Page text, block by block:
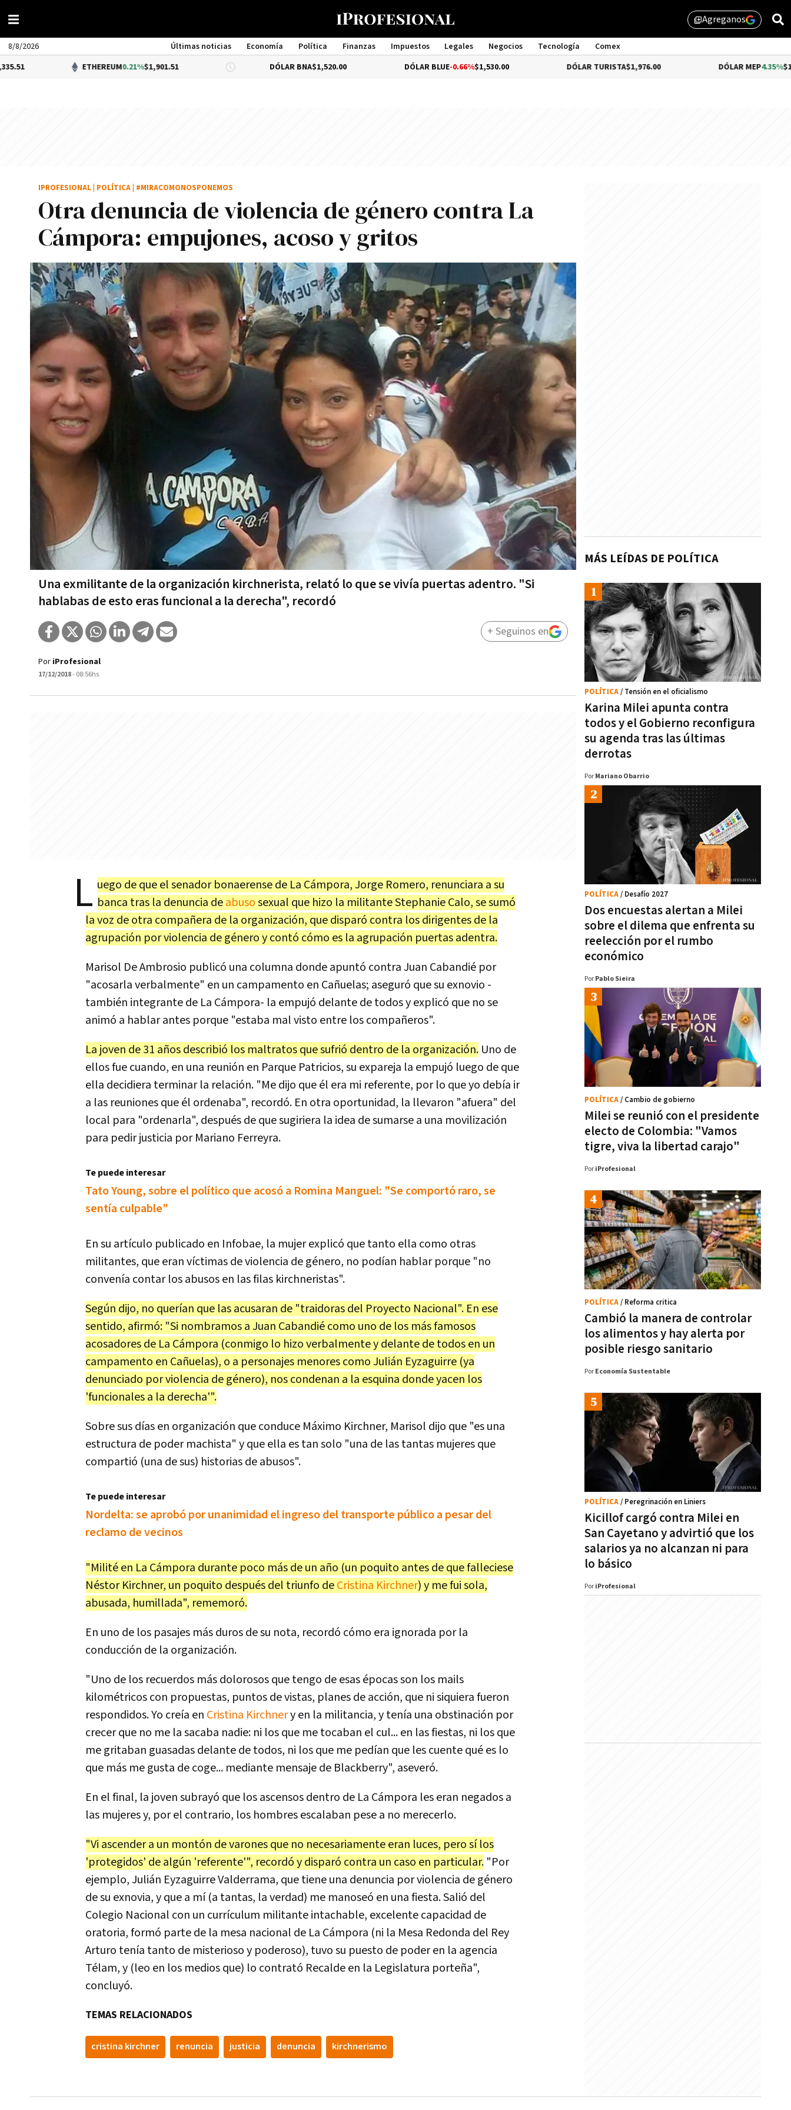
library_addAgreganos
8/8/2026 Últimas noticias Economía Política Finanzas Impuestos Legales Negocios Tecnología
Comex
Management
ETHEREUM 0.21%$1,901.51 DÓLAR BNA $1,520.00 DÓLAR BLUE-0.66% $1,530.00 DÓLAR TURISTA$1,976.00 4.35%$1,579.46
Otra denuncia de violencia de género contra La
Cámpora: empujones, acoso y gritos
Una exmilitante de la organización kirchnerista, relató lo que se vivía puertas adentro. "Si
hablabas de esto eras funcional a la derecha", recordó
IPROFESIONAL POLÍTICA #MIRACOMONOSPONEMOS
Por iProfesional
17/12/2018- 08:56hs
+ Seguinos en
L uego de que el senador bonaerense de La Cámpora, Jorge Romero, renunciara a su
banca tras la denuncia deabusosexual que hizo la militante Stephanie Calo, se sumó
la voz de otra compañera de la organización, que disparó contra los dirigentes de la
agrupación por violencia de género y contó cómo es la agrupación puertas adentra.
Marisol De Ambrosio publicó una columna donde apuntó contra Juan Cabandié por
"acosarla verbalmente" en un campamento en Cañuelas; aseguró que su exnovio -
también integrante de La Cámpora- la empujó delante de todos y explicó que no se
animó a hablar antes porque "estaba mal visto entre los compañeros".
La joven de 31 años describió los maltratos que sufrió dentro de la organización. Uno de
ellos fue cuando, en una reunión en Parque Patricios, su expareja la empujó luego de que
ella decidiera terminar la relación. "Me dijo que él era mi referente, por lo que yo debía ir
a las reuniones que él ordenaba", recordó. En otra oportunidad, la llevaron "afuera" del
local para "ordenarla", después de que sugiriera la idea de sumarse a una movilización
para pedir justicia por Mariano Ferreyra.
Te puede interesar
Tato Young, sobre el político que acosó a Romina Manguel: "Se comportó raro, se
sentía culpable"
En su artículo publicado en Infobae, la mujer explicó que tanto ella como otras
militantes, que eran víctimas de violencia de género, no podían hablar porque "no
convenía contar los abusos en las filas kirchneristas".
Según dijo, no querían que las acusaran de "traidoras del Proyecto Nacional". En ese
sentido, afirmó: "Si nombramos a Juan Cabandié como uno de los más famosos
acosadores de La Cámpora (conmigo lo hizo verbalmente y delante de todos en un
campamento en Cañuelas), o a personajes menores como Julián Eyzaguirre (ya
denunciado por violencia de género), nos condenan a la esquina donde yacen los
'funcionales a la derecha'".
Sobre sus días en organización que conduce Máximo Kirchner, Marisol dijo que "es una
estructura de poder machista" y que ella es tan solo "una de las tantas mujeres que
compartió (una de sus) historias de abusos".
Te puede interesar
Nordelta: se aprobó por unanimidad el ingreso del transporte público a pesar del
reclamo de vecinos
"Milité en La Cámpora durante poco más de un año (un poquito antes de que falleciese
Néstor Kirchner, un poquito después del triunfo deCristina Kirchner) y me fui sola,
abusada, humillada", rememoró.
En uno de los pasajes más duros de su nota, recordó cómo era ignorada por la
conducción de la organización.
"Uno de los recuerdos más dolorosos que tengo de esas épocas son los mails
kilométricos con propuestas, puntos de vistas, planes de acción, que ni siquiera fueron
respondidos. Yo creía en Cristina Kirchnery en la militancia, y tenía una obstinación por
crecer que no me la sacaba nadie: ni los que me tocaban el cul... en las fiestas, ni los que
me gritaban guasadas delante de todos, ni los que me pedían que les cuente qué es lo
que más me gusta de coge... mediante mensaje de Blackberry", aseveró.
En el final, la joven subrayó que los ascensos dentro de La Cámpora les eran negados a
las mujeres y, por el contrario, los hombres escalaban pese a no merecerlo.
"Vi ascender a un montón de varones que no necesariamente eran luces, pero sí los
'protegidos' de algún 'referente'", recordó y disparó contra un caso en particular. "Por
ejemplo, Julián Eyzaguirre Valderrama, que tiene una denuncia por violencia de género
de su exnovia, y que a mí (a tantas, la verdad) me manoseó en una fiesta. Salió del
Colegio Nacional con un currículum militante intachable, excelente capacidad de
oratoria, formó parte de la mesa nacional de La Cámpora (ni la Mesa Redonda del Rey
Arturo tenía tanto de misterioso y poderoso), tuvo su puesto de poder en la agencia
Télam, y (leo en los medios que) lo contrató Recalde en la Legislatura porteña",
concluyó.
TEMAS RELACIONADOS
cristina kirchner renuncia justicia denuncia kirchnerismo
MÁS LEÍDAS DE POLÍTICA
Karina Milei apunta contra
todos y el Gobierno reconfigura
su agenda tras las últimas
derrotas
POLÍTICA/ Tensión en el oficialismo
Por Mariano Obarrio
Dos encuestas alertan a Milei
sobre el dilema que enfrenta su
reelección por el rumbo
económico
POLÍTICA/ Desafío 2027
Por Pablo Sieira
Milei se reunió con el presidente
electo de Colombia: "Vamos
tigre, viva la libertad carajo"
POLÍTICA/ Cambio de gobierno
Por iProfesional
Cambió la manera de controlar
los alimentos y hay alerta por
posible riesgo sanitario
POLÍTICA/ Reforma critica
Por Economía Sustentable
Kicillof cargó contra Milei en
San Cayetano y advirtió que los
salarios ya no alcanzan ni para
lo básico
POLÍTICA/ Peregrinación en Liniers
Por iProfesional